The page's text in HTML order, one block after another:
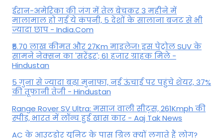
ईरान-अमेरिका की जंग में तेल बेचकर 3 महीने में
मालामाल हो गई ये कंपनी, 5 देशों के सालाना बजट से भी
ज्यादा छाप - India.Com
₹5.70 लाख कीमत और 27Km माइलेज! इस पेट्रोल SUV के
सामने नेक्सन का 'सरेंडर'; 61 हजार ग्राहक मिले -
Hindustan
5 गुना से ज्यादा बढ़ा मुनाफा, नई ऊंचाई पर पहुंचे शेयर, 37%
की तूफानी तेजी - Hindustan
Range Rover SV Ultra: मसाज वाली सीट्स, 261Kmph की
स्पीड, भारत में लॉन्च हुई खास कार - Aaj Tak News
AC के आउटडोर यूनिट के पास ग्रिल क्यों लगाते हैं लोग?